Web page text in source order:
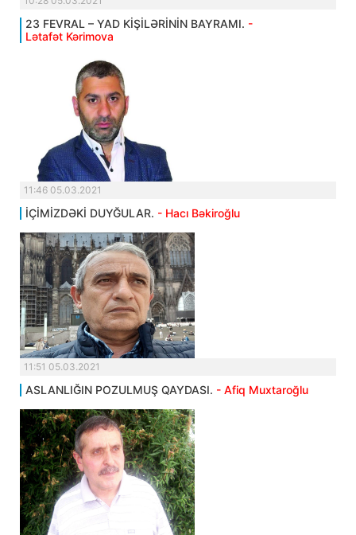
23 FEVRAL – YAD KİŞİLƏRİNİN BAYRAMI. -
Lətafət Kərimova
11:46 05.03.2021
İÇİMİZDƏKİ DUYĞULAR. - Hacı Bəkiroğlu
11:51 05.03.2021
ASLANLIĞIN POZULMUŞ QAYDASI. - Afiq Muxtaroğlu